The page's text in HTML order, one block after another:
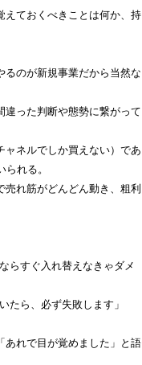
えておくべきことは何か、持
るのが新規事業だから当然な
違った判断や態勢に繋がって
ャネルでしか買えない）であ
れる。
れ筋がどんどん動き、粗利
らすぐ入れ替えなきゃダメ
たら、必ず失敗します」
あれで目が覚めました」と語